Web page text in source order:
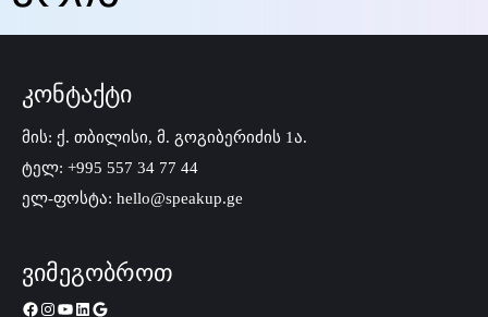
კონტაქტი
მის: ქ. თბილისი, მ. გოგიბერიძის 1ა.
ტელ: +995 557 34 77 44
ელ-ფოსტა: hello@speakup.ge
ვიმეგობროთ